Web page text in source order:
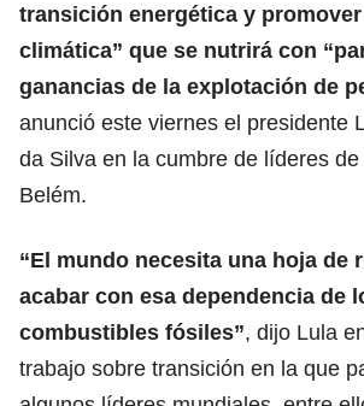
transición energética y
climática” que se nutrirá con
ganancias de la explotación de
anunció este viernes el presidente
da Silva en la cumbre de líderes
Belém.
“El mundo necesita una hoja de
acabar con esa dependencia de
combustibles fósiles”, dijo Lula
trabajo sobre transición en la que